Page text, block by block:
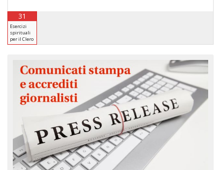
31
Esercizi
spirituali
per il Clero